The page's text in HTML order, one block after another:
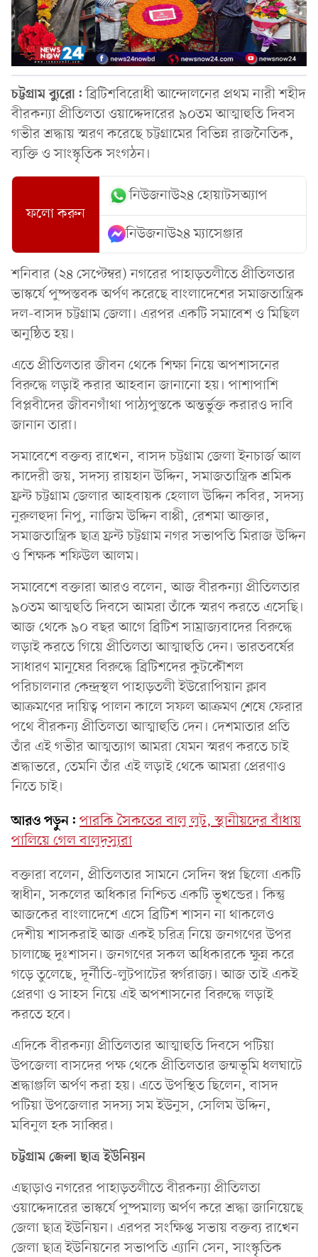
চট্টগ্রাম ব্যুরো:ব্রিটিশবিরোধী আন্দোলনের প্রথম নারী শহীদ
বীরকন্যা প্রীতিলতা ওয়াদ্দেদারের ৯০তম আত্মাহুতি দিবস
গভীর শ্রদ্ধায় স্মরণ করেছে চট্টগ্রামের বিভিন্ন রাজনৈতিক,
ব্যক্তি ও সাংস্কৃতিক সংগঠন।
ফলো করুন
নিউজনাউ২৪ হোয়াটসঅ্যাপ
নিউজনাউ২৪ ম্যাসেঞ্জার
শনিবার (২৪ সেপ্টেম্বর) নগরের পাহাড়তলীতে প্রীতিলতার
ভাস্কর্যে পুষ্পস্তবক অর্পণ করেছে বাংলাদেশের সমাজতান্ত্রিক
দল-বাসদ চট্টগ্রাম জেলা। এরপর একটি সমাবেশ ও মিছিল
অনুষ্ঠিত হয়।
এতে প্রীতিলতার জীবন থেকে শিক্ষা নিয়ে অপশাসনের
বিরুদ্ধে লড়াই করার আহবান জানানো হয়। পাশাপাশি
বিপ্লবীদের জীবনগাঁথা পাঠ্যপুস্তকে অন্তর্ভুক্ত করারও দাবি
জানান তারা।
সমাবেশে বক্তব্য রাখেন, বাসদ চট্টগ্রাম জেলা ইনচার্জ আল
কাদেরী জয়, সদস্য রায়হান উদ্দিন, সমাজতান্ত্রিক শ্রমিক
ফ্রন্ট চট্টগ্রাম জেলার আহবায়ক হেলাল উদ্দিন কবির, সদস্য
নুরুলহুদা নিপু, নাজিম উদ্দিন বাপ্পী, রেশমা আক্তার,
সমাজতান্ত্রিক ছাত্র ফ্রন্ট চট্টগ্রাম নগর সভাপতি মিরাজ উদ্দিন
ও শিক্ষক শফিউল আলম।
সমাবেশে বক্তারা আরও বলেন, আজ বীরকন্যা প্রীতিলতার
৯০তম আত্মহুতি দিবসে আমরা তাঁকে স্মরণ করতে এসেছি।
আজ থেকে ৯০ বছর আগে ব্রিটিশ সাম্রাজ্যবাদের বিরুদ্ধে
লড়াই করতে গিয়ে প্রীতিলতা আত্মাহুতি দেন। ভারতবর্ষের
সাধারণ মানুষের বিরুদ্ধে ব্রিটিশদের কুটকৌশল
পরিচালনার কেন্দ্রস্থল পাহাড়তলী ইউরোপিয়ান ক্লাব
আক্রমণের দায়িত্ব পালন কালে সফল আক্রমণ শেষে ফেরার
পথে বীরকন্য প্রীতিলতা আত্মাহুতি দেন। দেশমাতার প্রতি
তাঁর এই গভীর আত্মত্যাগ আমরা যেমন স্মরণ করতে চাই
শ্রদ্ধাভরে, তেমনি তাঁর এই লড়াই থেকে আমরা প্রেরণাও
নিতে চাই।
আরও পড়ুন: পারকি সৈকতের বালু লুট, স্থানীয়দের বাঁধায়
পালিয়ে গেল বালুদস্যুরা
বক্তারা বলেন, প্রীতিলতার সামনে সেদিন স্বপ্ন ছিলো একটি
স্বাধীন, সকলের অধিকার নিশ্চিত একটি ভূখন্ডের। কিন্তু
আজকের বাংলাদেশে এসে ব্রিটিশ শাসন না থাকলেও
দেশীয় শাসকরাই আজ একই চরিত্র নিয়ে জনগণের উপর
চালাচ্ছে দুঃশাসন। জনগণের সকল অধিকারকে ক্ষুন্ন করে
গড়ে তুলেছে, দূর্নীতি-লুটপাটের স্বর্গরাজ্য। আজ তাই একই
প্রেরণা ও সাহস নিয়ে এই অপশাসনের বিরুদ্ধে লড়াই
করতে হবে।
এদিকে বীরকন্যা প্রীতিলতার আত্মাহুতি দিবসে পটিয়া
উপজেলা বাসদের পক্ষ থেকে প্রীতিলতার জন্মভূমি ধলঘাটে
শ্রদ্ধাঞ্জলি অর্পণ করা হয়। এতে উপস্থিত ছিলেন, বাসদ
পটিয়া উপজেলার সদস্য সম ইউনুস, সেলিম উদ্দিন,
মবিনুল হক সাব্বির।
চট্টগ্রাম জেলা ছাত্র ইউনিয়ন
এছাড়াও নগরের পাহাড়তলীতে বীরকন্যা প্রীতিলতা
ওয়াদ্দেদারের ভাস্কর্যে পুষ্পমাল্য অর্পণ করে শ্রদ্ধা জানিয়েছে
জেলা ছাত্র ইউনিয়ন। এরপর সংক্ষিপ্ত সভায় বক্তব্য রাখেন
জেলা ছাত্র ইউনিয়নের সভাপতি এ্যানি সেন, সাংস্কৃতিক